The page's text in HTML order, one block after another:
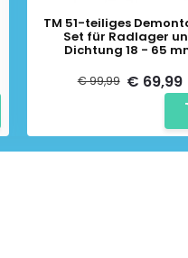
TM 51-teiliges
Set für Radlager
Dichtung 18 - 65
€ 99,99 € 69,99